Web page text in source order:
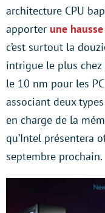
architecture CPU
apporter une
c’est surtout la
intrigue le plus
le 10 nm pour les
associant deux
en charge de la
qu’Intel présentera
septembre prochain.